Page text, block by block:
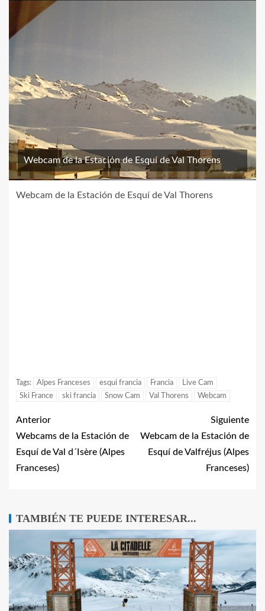
Webcam de la Estación de Esquí de Val Thorens
Webcam de la Estación de Esquí de Val Thorens
Tags: Alpes Franceses esqui francia Francia
Live Cam
Ski France
ski francia Snow Cam Val Thorens Webcam
Anterior
Webcams de la Estación de
Esquí de Val d´Isère (Alpes
Franceses)
Siguiente
Webcam de la Estación de
Esquí de Valfréjus (Alpes
Franceses)
TAMBIÉN TE PUEDE INTERESAR...